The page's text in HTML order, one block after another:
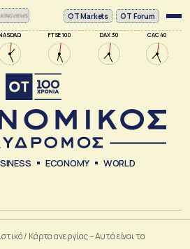
FTSE 100 DAX 30 CAC 40
ΟΤ Markets OT Forum
ECONOMY WORLD
/ Κάρτα ανεργίας – Αυτά είναι τα